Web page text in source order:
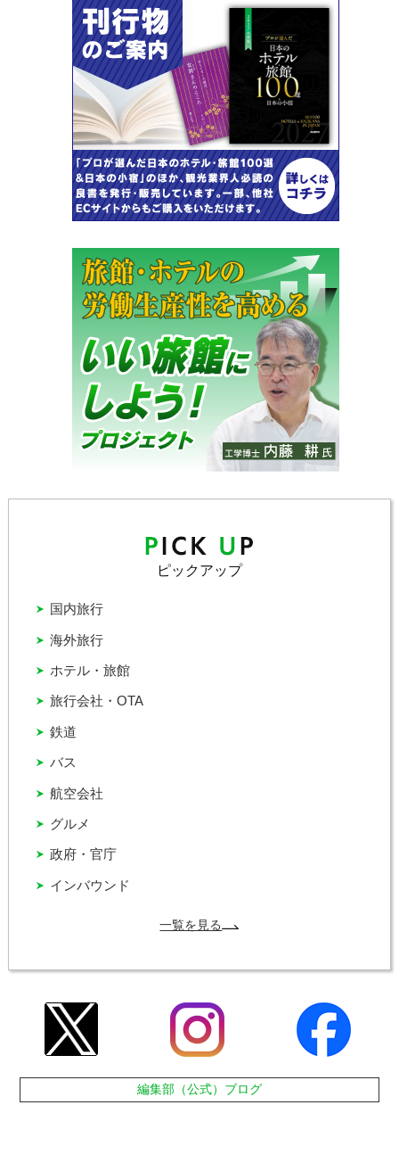
ピックアップ
インバウンド
グルメ
バス
ホテル・旅館
国内旅行
政府・官庁
旅行会社・OTA
海外旅行
航空会社
鉄道
一覧を見る
編集部（公式）ブログ